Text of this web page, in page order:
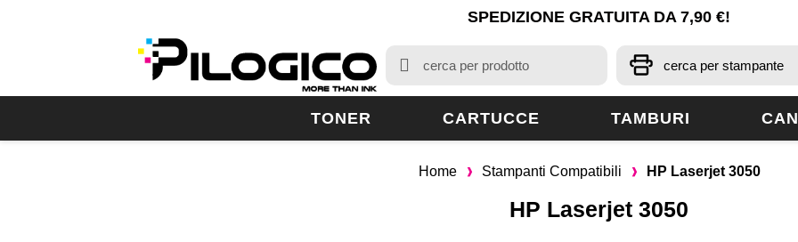
SPEDIZIONE GRATUITA DA 7,90 €!
TONER CARTUCCE TAMBURI
Home Stampanti Compatibili HP Laserjet 3050
HP Laserjet 3050